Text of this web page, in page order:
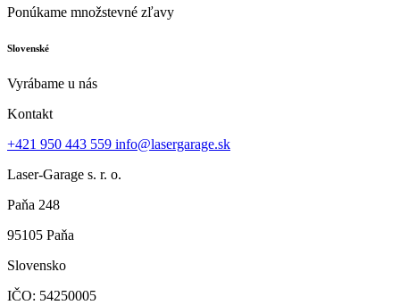
Ponúkame množstevné zľavy
Slovenské
Vyrábame u nás
Kontakt
+421 950 443 559 info@lasergarage.sk
Laser-Garage s. r. o.
Paňa 248
95105 Paňa
Slovensko
IČO: 54250005